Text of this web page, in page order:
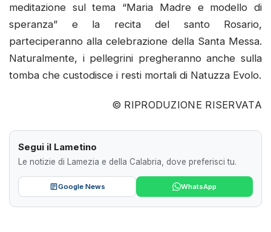
meditazione sul tema “Maria Madre e modello di
speranza” e la recita del santo Rosario,
parteciperanno alla celebrazione della Santa Messa.
Naturalmente, i pellegrini pregheranno anche sulla
tomba che custodisce i resti mortali di Natuzza Evolo.
© RIPRODUZIONE RISERVATA
Segui il Lametino
Le notizie di Lamezia e della Calabria, dove preferisci tu.
Google News WhatsApp